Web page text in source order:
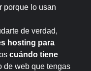
porque lo usan
de verdad,
hosting para
cuándo tiene
de web que tengas